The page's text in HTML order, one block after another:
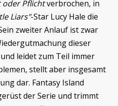
oder Pflichtverbrochen, in
Liars"-Star Lucy Hale die
zweiter Anlauf ist zwar
dieser
leidet zum Teil immer
stellt aber insgesamt
dar. Fantasy Island
der Serie und trimmt